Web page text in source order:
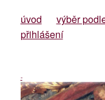
úvod výběr
přihlášení
-